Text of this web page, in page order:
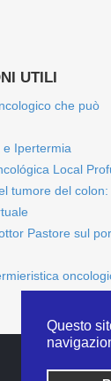
Questo
UTILI
che può
Ipertermia
Local
tumore del colon:
Pastore sul